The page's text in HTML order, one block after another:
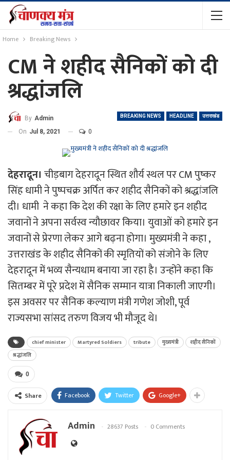
Home Breaking News
CM ने शहीद सैनिकों को दी
श्रद्धांजलि
BREAKING NEWS HEADLINE उत्तराखंड
By Admin
On Jul 8, 2021 0
देहरादून। चीड़बाग देहरादून स्थित शौर्य स्थल पर CM पुष्कर
सिंह धामी ने पुष्पचक्र अर्पित कर शहीद सैनिकों को श्रद्धांजलि
दी। धामी ने कहा कि देश की रक्षा के लिए हमारे इन शहीद
जवानों ने अपना सर्वस्व न्यौछावर किया। युवाओं को हमारे इन
जवानों से प्रेरणा लेकर आगे बढ़ना होगा। मुख्यमंत्री ने कहा ,
उत्तराखंड के शहीद सैनिकों की स्मृतियों को संजोने के लिए
देहरादून में भव्य सैन्यधाम बनाया जा रहा है। उन्होंने कहा कि
सितम्बर में पूरे प्रदेश में सैनिक सम्मान यात्रा निकाली जाएगी।
इस अवसर पर सैनिक कल्याण मंत्री गणेश जोशी, पूर्व
राज्यसभा सांसद तरुण विजय भी मौजूद थे।
chief minister Martyred Soldiers tribute मुख्यमंत्री
शहीद सैनिकों
श्रद्धांजलि
0
Share Facebook Twitter Google+
Admin 28637 Posts 0 Comments